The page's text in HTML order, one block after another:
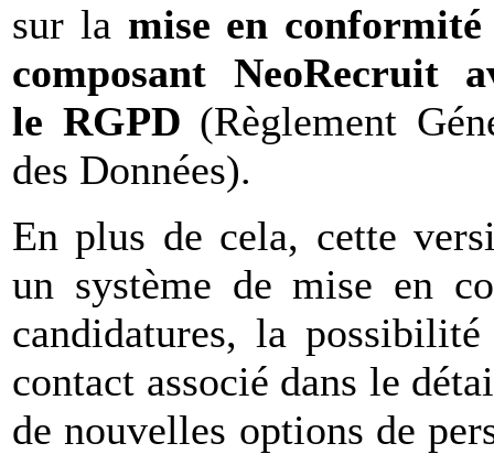
sur la mise en
composant NeoRecruit
le RGPD (Règlement
des Données).
En plus de cela, cette
un système de mise en
candidatures, la
contact associé dans le
de nouvelles options de